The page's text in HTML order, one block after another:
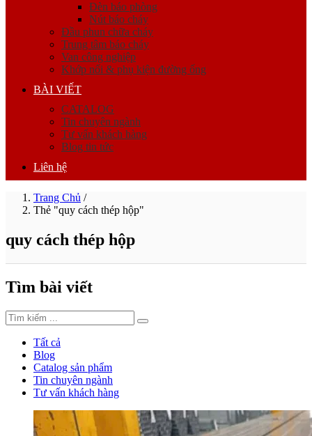
Đèn báo phòng
Nút báo cháy
Đầu phun chữa cháy
Trung tâm báo cháy
Van công nghiệp
Khớp nối & phụ kiện đường ống
BÀI VIẾT
CATALOG
Tin chuyên ngành
Tư vấn khách hàng
Blog tin tức
Liên hệ
Trang Chủ /
Thẻ "quy cách thép hộp"
quy cách thép hộp
Tìm bài viết
Tất cả
Blog
Catalog sản phẩm
Tin chuyên ngành
Tư vấn khách hàng